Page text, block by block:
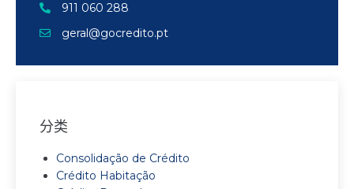
911 060 288
geral@gocredito.pt
分类
Consolidação de Crédito
Crédito Habitação